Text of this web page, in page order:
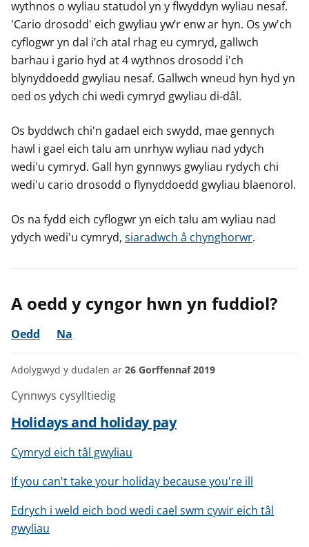
wythnos o wyliau statudol yn y flwyddyn wyliau nesaf.
'Cario drosodd' eich gwyliau yw’r enw ar hyn. Os yw'ch
cyflogwr yn dal i’ch atal rhag eu cymryd, gallwch
barhau i gario hyd at 4 wythnos drosodd i'ch
blynyddoedd gwyliau nesaf. Gallwch wneud hyn hyd yn
oed os ydych chi wedi cymryd gwyliau di-dâl.
Os byddwch chi'n gadael eich swydd, mae gennych
hawl i gael eich talu am unrhyw wyliau nad ydych
wedi'u cymryd. Gall hyn gynnwys gwyliau rydych chi
wedi'u cario drosodd o flynyddoedd gwyliau blaenorol.
Os na fydd eich cyflogwr yn eich talu am wyliau nad
ydych wedi'u cymryd, siaradwch â chynghorwr.
A oedd y cyngor hwn yn fuddiol?
Oedd Na
Adolygwyd y dudalen ar 26 Gorffennaf 2019
Cynnwys cysylltiedig
Holidays and holiday pay
Cymryd eich tâl gwyliau
If you can't take your holiday because you're ill
Edrych i weld eich bod wedi cael swm cywir eich tâl
gwyliau